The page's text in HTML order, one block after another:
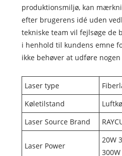
produktionsmiljø, kan
efter brugerens idé uden
tekniske team vil fejlsøge de
i henhold til kundens emne
ikke behøver at udføre
Laser type
Køletilstand
Laser Source Brand
Laser Power
20W